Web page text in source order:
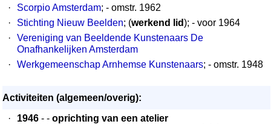
·
Scorpio Amsterdam; - omstr. 1962
·
Stichting Nieuw Beelden; (werkend lid); - voor 1964
·
Vereniging van Beeldende Kunstenaars De
Onafhankelijken Amsterdam
·
Werkgemeenschap Arnhemse Kunstenaars; - omstr. 1948
Activiteiten (algemeen/overig):
·
1946 - - oprichting van een atelier